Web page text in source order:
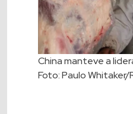
China manteve a
Foto: Paulo